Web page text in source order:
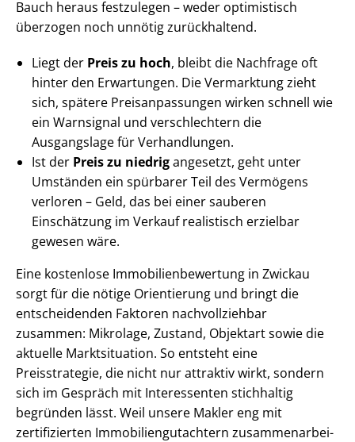
Bauch heraus festzulegen – weder optimistisch
überzogen noch unnötig zurückhaltend.
Liegt der Preis zu hoch, bleibt die Nachfrage oft
hinter den Erwartungen. Die Vermarktung zieht
sich, spätere Preis­an­pas­sun­gen wirken schnell wie
ein Warnsignal und verschlechtern die
Ausgangslage für Verhandlungen.
Ist der Preis zu niedrigangesetzt, geht unter
Umständen ein spürbarer Teil des Vermögens
verloren – Geld, das bei einer sauberen
Einschätzung im Verkauf realistisch erzielbar
gewesen wäre.
Eine kostenlose Im­mo­bi­li­en­be­wer­tung in Zwickau
sorgt für die nötige Orientierung und bringt die
entscheidenden Faktoren nachvollziehbar
zusammen: Mikrolage, Zustand, Objektart sowie die
aktuelle Marktsituation. So entsteht eine
Preisstrategie, die nicht nur attraktiv wirkt, sondern
sich im Gespräch mit Interessenten stichhaltig
begründen lässt. Weil unsere Makler eng mit
zertifizierten Im­mo­bi­li­en­gut­ach­tern zu­sam­men­ar­bei­